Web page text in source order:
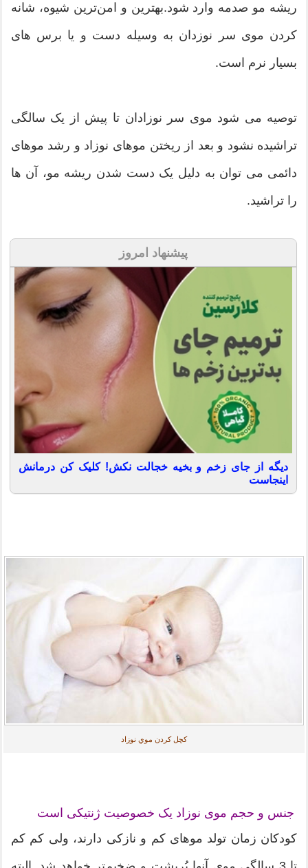
ریشه مو صدمه وارد شود.بهترین و امن‌ترین شیوه، شانه
کردن موی سر نوزدان به وسیله دست و یا برس ‌های
بسیار نرم است.
توصیه می ‌شود موی سر نوزادان تا پیش از یک سالگی
تراشیده نشود و بعد از ریختن موهای نوزاد و رشد موهای
دائمی می‌ توان به دلیل یک دست شدن ریشه مو، آن ها
را تراشید.
پیشنهاد امروز
دیگه از جای زخم و بخیه خجالت نکش! کلیک کن درمانش
اینجاست
كچل كردن موي نوزاد
جنس و حجم موی نوزاد یک خصوصیت ژنتیکی است
کودکان زمان تولد موهای کم و نازکی دارند، ولی کم کم